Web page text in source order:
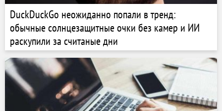
DuckDuckGo неожиданно попали в тренд:
обычные солнцезащитные очки без камер и ИИ
раскупили за считаные дни